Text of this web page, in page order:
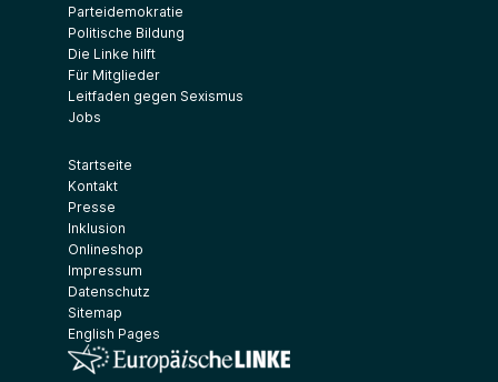
Parteidemokratie
Politische Bildung
Die Linke hilft
Für Mitglieder
Leitfaden gegen Sexismus
Jobs
Startseite
Kontakt
Presse
Inklusion
Onlineshop
Impressum
Datenschutz
Sitemap
English Pages
(Link öffnet ein neues Fenster)